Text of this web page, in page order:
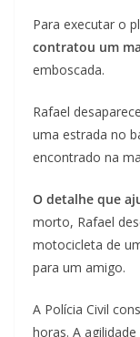
Para executar o
contratou um
emboscada.
Rafael
uma estrada no
encontrado na
O detalhe que
morto, Rafael
motocicleta de
para um amigo.
A Polícia Civil
horas. A